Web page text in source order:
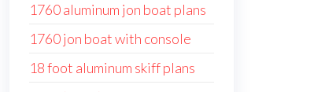
1760 aluminum jon boat plans
1760 jon boat with console
18 foot aluminum skiff plans